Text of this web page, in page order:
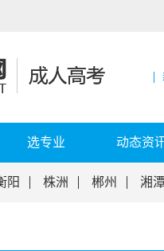
选专业 动态资
阳 株洲 郴州 湘